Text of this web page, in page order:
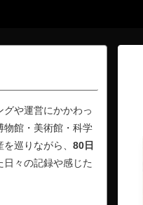
グや運営にかかわっ
物館・美術館・科学
巡りながら、 80日
日々の記録や感じた